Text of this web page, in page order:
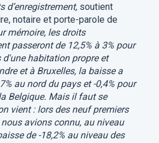
d’enregistrement, soutient
notaire et porte-parole de
mémoire, les droits
passeront de 12,5% à 3% pour
d'une habitation propre et
et à Bruxelles, la baisse a
au nord du pays et -0,4% pour
Belgique. Mais il faut se
vient : lors des neuf premiers
avions connu, au niveau
de -18,2% au niveau des